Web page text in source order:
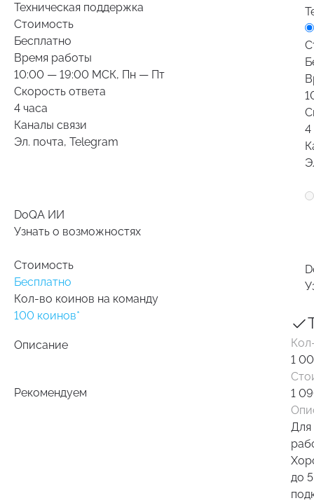
Техническая поддержка
Стоимость
Бесплатно
Время работы
10:00 — 19:00 МСК, Пн — Пт
Скорость ответа
4 часа
Каналы связи
Эл. почта, Telegram
DoQA ИИ
Узнать о возможностях
Стоимость
Бесплатно
Кол-во коинов на команду
100 коинов*
Описание
Рекомендуем
4
1
1
Для
до